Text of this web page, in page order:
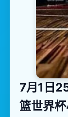
7月1日
篮世界